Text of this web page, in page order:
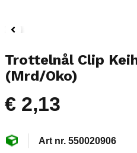
Trottelnål Clip
(Mrd/Oko)
€ 2,13
550020906